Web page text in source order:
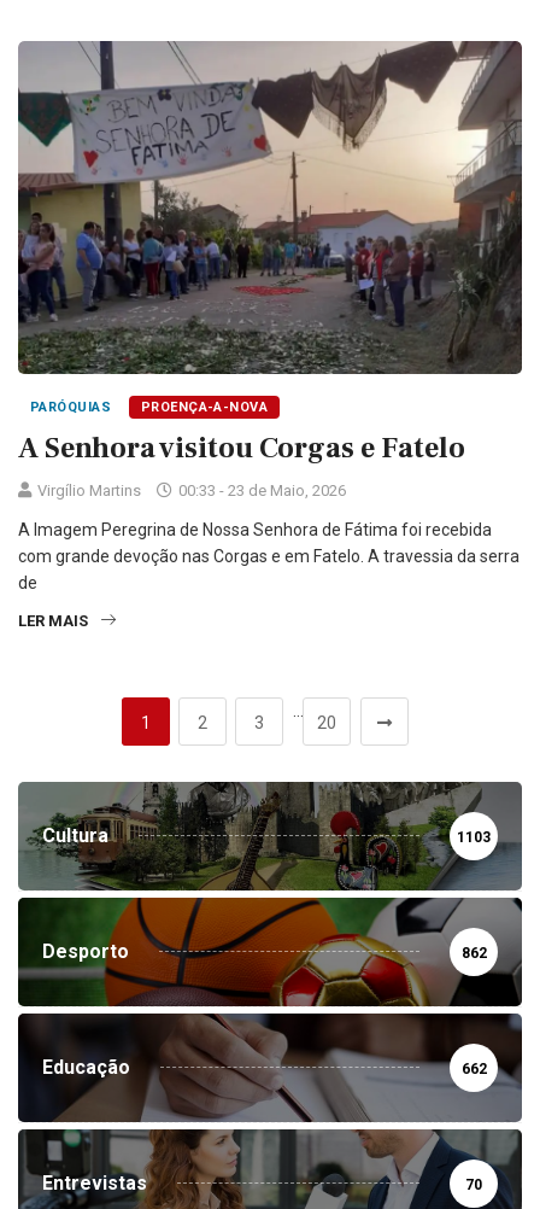
PARÓQUIAS PROENÇA-A-NOVA
A Senhora visitou Corgas e Fatelo
Virgílio Martins 00:33 - 23 de Maio, 2026
A Imagem Peregrina de Nossa Senhora de Fátima foi recebida
com grande devoção nas Corgas e em Fatelo. A travessia da serra
de
LER MAIS
1 2 3 20
Cultura 1103
Desporto 862
Educação 662
Entrevistas 70